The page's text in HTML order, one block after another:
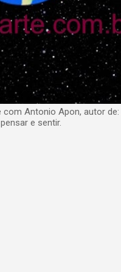
Antonio Apon, autor de:
e sentir.